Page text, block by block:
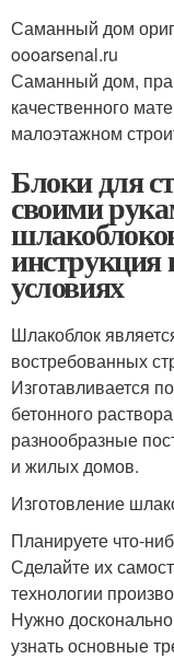
Саманный дом
oooarsenal.ru
Саманный дом,
качественного
малоэтажном
Блоки для
своими
инструкция
условиях
Шлакоблок
востребованных
Изготавливается
бетонного
разнообразные
и жилых домов.
Изготовление
Планируете что-
Сделайте их
технологии
Нужно
узнать основные